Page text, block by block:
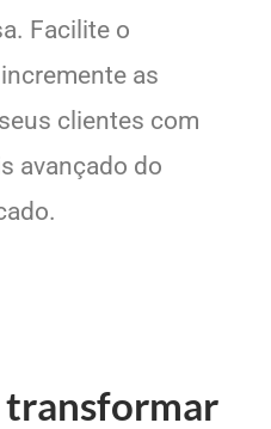
Facilite o
as
clientes com
avançado do